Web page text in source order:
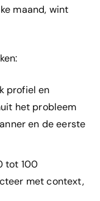
maand, wint
profiel en
het probleem
en de eerste
tot 100
met context,